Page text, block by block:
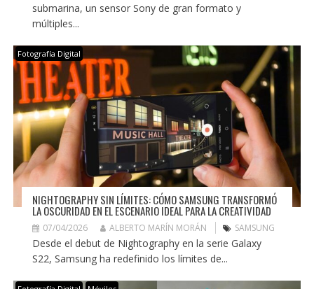
submarina, un sensor Sony de gran formato y
múltiples...
Fotografía Digital
NIGHTOGRAPHY SIN LÍMITES: CÓMO SAMSUNG TRANSFORMÓ
LA OSCURIDAD EN EL ESCENARIO IDEAL PARA LA CREATIVIDAD
07/04/2026 ALBERTO MARÍN MORÁN SAMSUNG
Desde el debut de Nightography en la serie Galaxy
S22, Samsung ha redefinido los límites de...